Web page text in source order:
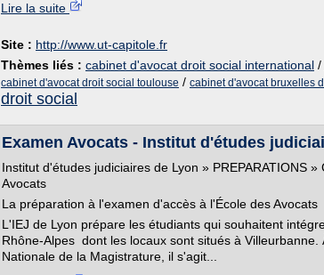
Lire la suite
Site : http://www.ut-capitole.fr
Thèmes liés : cabinet d'avocat droit social international /
cabinet d'avocat droit social toulouse / cabinet d'avocat bruxelles
droit social
Examen Avocats - Institut d'études
Institut d'études judiciaires de Lyon » PREPARATIONS
Avocats
La préparation à l'examen d'accès à l'École des Avocats
L'IEJ de Lyon prépare les étudiants qui souhaitent
Rhône-Alpes dont les locaux sont situés à
Nationale de la Magistrature, il s'agit...